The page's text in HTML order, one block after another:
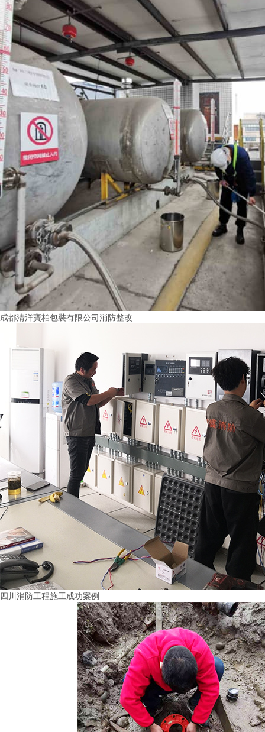
成都清洋寶柏包裝有限公司消防整改
四川消防工程施工成功案例